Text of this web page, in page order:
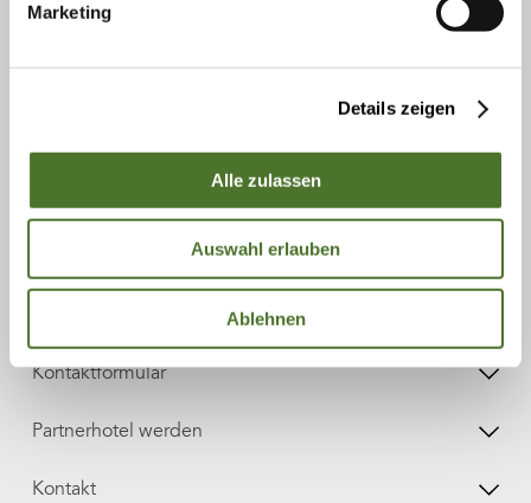
Marketing
Details zeigen
Alle zulassen
Auswahl erlauben
Ablehnen
Newsletter
Anmelden
Kontaktformular
Partnerhotel werden
Kontakt